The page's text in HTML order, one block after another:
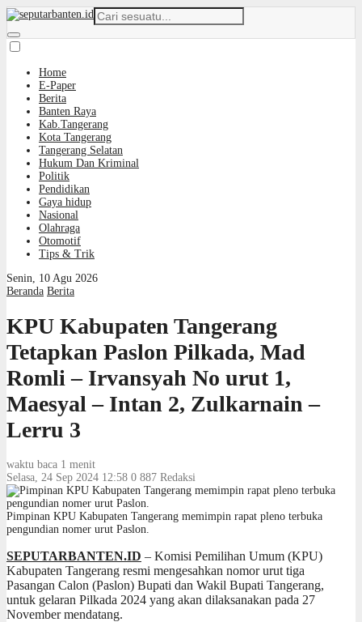
Home
E-Paper
Berita
Banten Raya
Kab.Tangerang
Kota Tangerang
Tangerang Selatan
Hukum Dan Kriminal
Politik
Pendidikan
Gaya hidup
Nasional
Olahraga
Otomotif
Tips & Trik
Senin, 10 Agu 2026
Beranda Berita
KPU Kabupaten Tangerang
Tetapkan Paslon Pilkada, Mad
Romli – Irvansyah No urut 1,
Maesyal – Intan 2, Zulkarnain –
Lerru 3
waktu baca 1 menit
Selasa, 24 Sep 2024 12:58 0 887 Redaksi
Pimpinan KPU Kabupaten Tangerang memimpin rapat pleno terbuka
pengundian nomer urut Paslon.
SEPUTARBANTEN.ID – Komisi Pemilihan Umum (KPU)
Kabupaten Tangerang resmi mengesahkan nomor urut tiga
Pasangan Calon (Paslon) Bupati dan Wakil Bupati Tangerang,
untuk gelaran Pilkada 2024 yang akan dilaksanakan pada 27
November mendatang.